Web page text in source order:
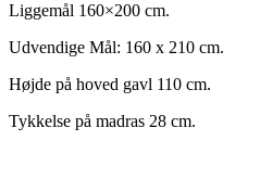
Liggemål 160×200 cm.
Udvendige Mål: 160 x 210 cm.
Højde på hoved gavl 110 cm.
Tykkelse på madras 28 cm.